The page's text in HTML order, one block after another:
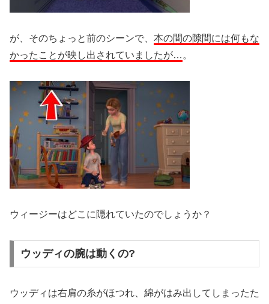
が、そのちょっと前のシーンで、 本の間の隙間には何もな
かったことが映し出されていましたが… 。
ウィージーはどこに隠れていたのでしょうか？
ウッディの腕は動くの?
ウッディは右肩の糸がほつれ、綿がはみ出してしまったた